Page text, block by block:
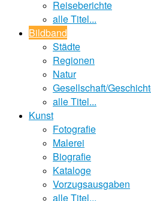
Reiseberichte
alle Titel...
Bildband
Städte
Regionen
Natur
Gesellschaft/
alle Titel...
Kunst
Fotografie
Malerei
Biografie
Kataloge
Vorzugsausgaben
alle Titel...